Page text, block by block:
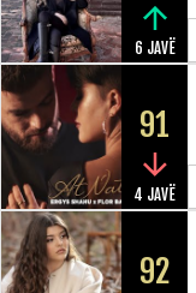
6 JAVË
91
4 JAVË
92